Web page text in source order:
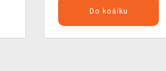
Do košíku